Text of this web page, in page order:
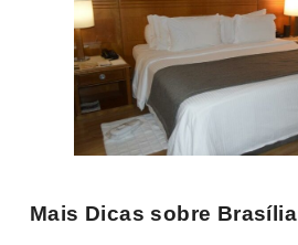
Mais Dicas sobre Brasília